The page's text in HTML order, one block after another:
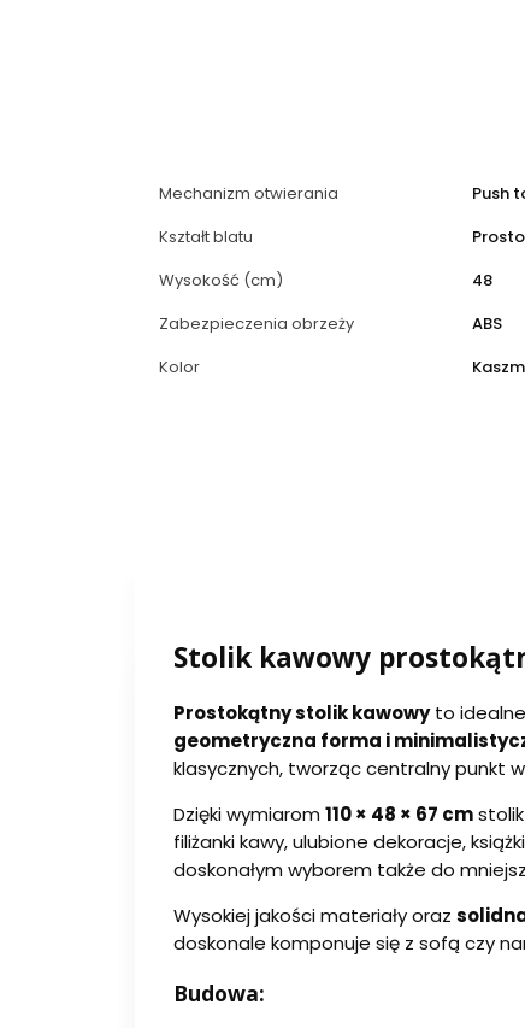
Mechanizm otwierania Push
Kształt blatu
Wysokość (cm)
48
Zabezpieczenia obrzeży
ABS
Kolor
Stolik kawowy
Prostokątny stolik kawowyto idealne
geometryczna forma i
klasycznych, tworząc centralny punkt
Dzięki wymiarom 110 × 48 × 67 cm
filiżanki kawy, ulubione dekoracje,
doskonałym wyborem także do
Wysokiej jakości materiały oraz
doskonale komponuje się z sofą czy
Budowa: